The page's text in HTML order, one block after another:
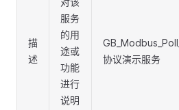
描
述
服务
的用
途或
功能
进行
说明
协议演示服务